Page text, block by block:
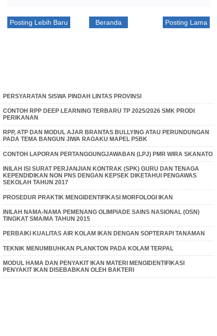
Posting Lebih Baru Posting Lama
Beranda
PERSYARATAN SISWA PINDAH LINTAS PROVINSI
CONTOH RPP DEEP LEARNING TERBARU TP 2025/2026 SMK PRODI
PERIKANAN
RPP, ATP DAN MODUL AJAR BRANTAS BULLYING ATAU PERUNDUNGAN
PADA TEMA BANGUN JIWA RAGAKU MAPEL P5BK
CONTOH LAPORAN PERTANGGUNGJAWABAN (LPJ) PMR WIRA SKANATO
INILAH ISI SURAT PERJANJIAN KONTRAK (SPK) GURU DAN TENAGA
KEPENDIDIKAN NON PNS DENGAN KEPSEK DIKETAHUI PENGAWAS
SEKOLAH TAHUN 2017
PROSEDUR PRAKTIK MENGIDENTIFIKASI MORFOLOGI IKAN
INILAH NAMA-NAMA PEMENANG OLIMPIADE SAINS NASIONAL (OSN)
TINGKAT SMA/MA TAHUN 2015
PERBAIKI KUALITAS AIR KOLAM IKAN DENGAN SOPTERAPI TANAMAN
TEKNIK MENUMBUHKAN PLANKTON PADA KOLAM TERPAL
MODUL HAMA DAN PENYAKIT IKAN MATERI MENGIDENTIFIKASI
PENYAKIT IKAN DISEBABKAN OLEH BAKTERI